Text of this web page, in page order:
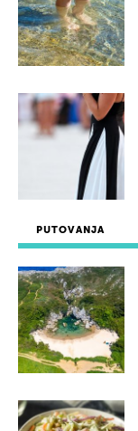
PUTOVANJA